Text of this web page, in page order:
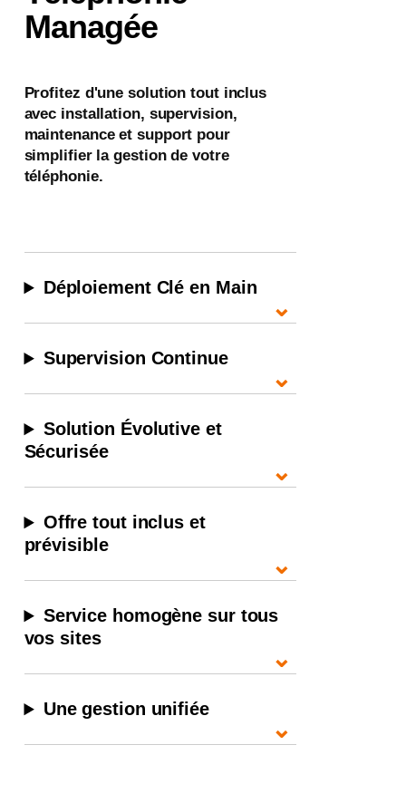
Managée
Profitez d'une solution tout inclus
avec installation, supervision,
maintenance et support pour
simplifier la gestion de votre
téléphonie.
Déploiement Clé en Main
⌄
Supervision Continue
⌄
Solution Évolutive et
Sécurisée
⌄
Offre tout inclus et
prévisible
⌄
Service homogène sur tous
vos sites
⌄
Une gestion unifiée
⌄